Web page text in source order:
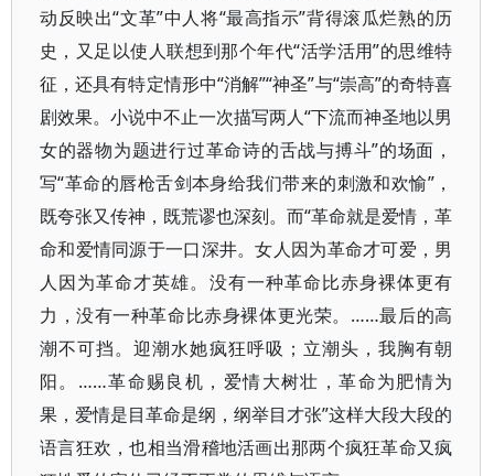
动反映出“文革”中人将“最高指示”背得滚瓜烂熟的历
史，又足以使人联想到那个年代“活学活用”的思维特
征，还具有特定情形中“消解”“神圣”与“崇高”的奇特喜
剧效果。小说中不止一次描写两人“下流而神圣地以男
女的器物为题进行过革命诗的舌战与搏斗”的场面，
写“革命的唇枪舌剑本身给我们带来的刺激和欢愉”，
既夸张又传神，既荒谬也深刻。而“革命就是爱情，革
命和爱情同源于一口深井。女人因为革命才可爱，男
人因为革命才英雄。没有一种革命比赤身裸体更有
力，没有一种革命比赤身裸体更光荣。……最后的高
潮不可挡。迎潮水她疯狂呼吸；立潮头，我胸有朝
阳。……革命赐良机，爱情大树壮，革命为肥情为
果，爱情是目革命是纲，纲举目才张”这样大段大段的
语言狂欢，也相当滑稽地活画出那两个疯狂革命又疯